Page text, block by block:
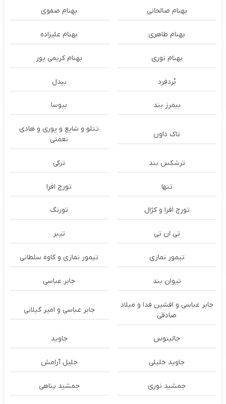
بهنام صالحانی بهنام صفوی
بهنام طاهری بهنام علیزاده
بهنام نوری بهنام کریمی پور
بُردفرد بیدل
بیمرز بند بیوسا
تاک داون
تتلو و شایع و پوری و هادی
نعمتی
ترشكس بند ترکی
تنها تورج افرا
تورج افرا و کژال تورنگ
تی ان تی تیبر
تیمور نمازی تیمور نمازی و کاوه سلطانی
تیوان بند جابر عباسی
جابر عباسی و افشین فدا و میلاد
صادقی
جابر عباسی و امیر گیلانی
جالینوس جاوید
جاوید خلیلی جلیل آرامش
جمشید نوری جمشید پناهی